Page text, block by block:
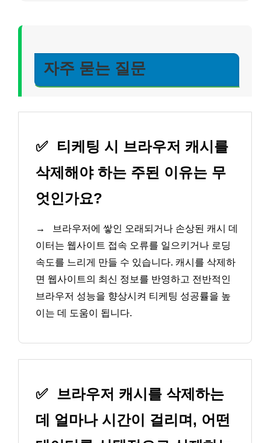
자주 묻는 질문
✅
티케팅 시 브라우저 캐시를
삭제해야 하는 주된 이유는 무
엇인가요?
→
브라우저에 쌓인 오래되거나 손상된 캐시 데
이터는 웹사이트 접속 오류를 일으키거나 로딩
속도를 느리게 만들 수 있습니다. 캐시를 삭제하
면 웹사이트의 최신 정보를 반영하고 전반적인
브라우저 성능을 향상시켜 티케팅 성공률을 높
이는 데 도움이 됩니다.
✅ 브라우저 캐시를 삭제하는
데 얼마나 시간이 걸리며, 어떤